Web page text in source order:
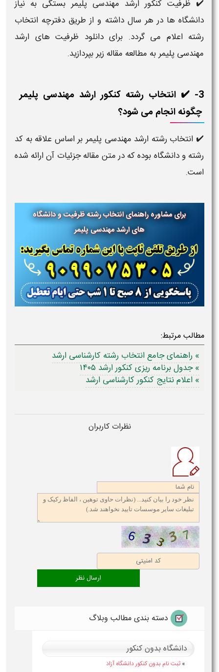
✔️ ظرفیت کنکور ارشد مهندسی پلیمر​ بستگی به نیاز
دانشگاه ها در هر سال داشته و از طریق دفترچه انتخاب
رشته اعلام می گردد. برای دانلود ظرفیت های ارشد
مهندسی پلیمر​ به مطالعه مقاله زیر بپردازید.
3- ✔️ انتخاب رشته کنکور ارشد مهندسی پلیمر​
چگونه انجام می شود؟
✔️ انتخاب رشته ارشد مهندسی پلیمر​ بر اساس علاقه به کد
رشته و دانشگاه بوده که در متن مقاله جزئیات آن ارائه شده
است.
برای مشاوره راهنمای انتخاب رشته ظرفیت و دانشگاه
های ارشد مهندسی پلیمر
مطالب مرتبط:
» راهنمای جامع انتخاب رشته کارشناسی ارشد
» جدول برنامه ریزی کنکور ارشد ۱۴۰۵
» اعلام نتایج کنکور کارشناسی ارشد
نظرات کاربران
دسته بندی مطالب وبلاگ
دانشگاه بدون کنکور
» ثبت نام بدون کنکور دانشگاه آزاد